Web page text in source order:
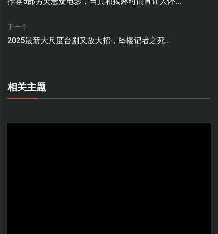
下一个
2025最新大尺度台剧又放大招，坠楼记者之死...
相关主题